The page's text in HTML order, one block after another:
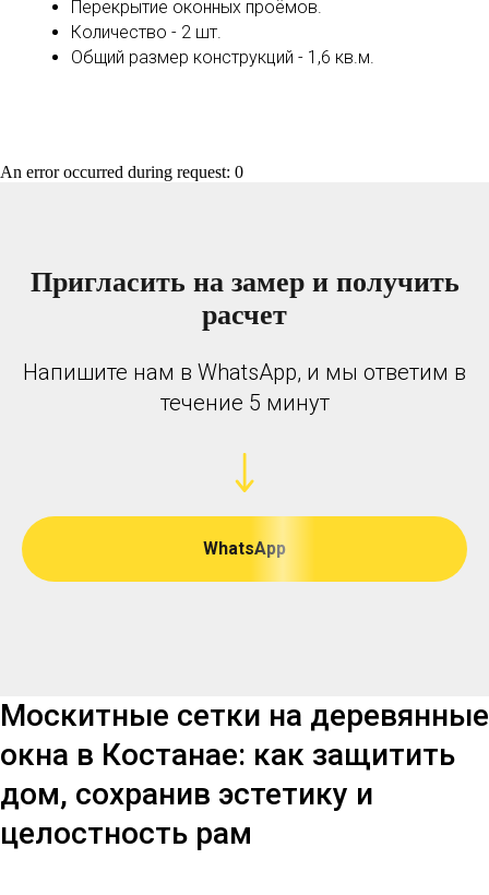
Перекрытие оконных проёмов.
Количество - 2 шт.
Общий размер конструкций - 1,6 кв.м.
An error occurred during request: 0
Пригласить на замер и получить
расчет
Напишите нам в WhatsApp, и мы ответим в
течение 5 минут
WhatsApp
Москитные сетки на деревянные
окна в Костанае: как защитить
дом, сохранив эстетику и
целостность рам